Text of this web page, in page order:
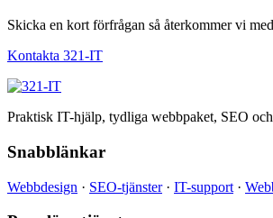
Skicka en kort förfrågan så återkommer vi
Kontakta 321-IT
Praktisk IT-hjälp, tydliga webbpaket, SEO
Snabblänkar
Webbdesign · SEO-tjänster· IT-support ·